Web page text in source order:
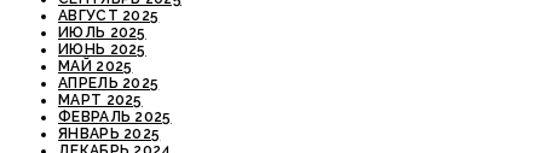
АВГУСТ 2025
ИЮЛЬ 2025
ИЮНЬ 2025
МАЙ 2025
АПРЕЛЬ 2025
МАРТ 2025
ФЕВРАЛЬ 2025
ЯНВАРЬ 2025